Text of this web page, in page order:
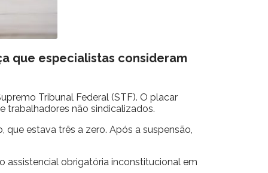
que especialistas consideram
Tribunal Federal (STF). O placar
trabalhadores não sindicalizados.
estava três a zero. Após a suspensão,
assistencial obrigatória inconstitucional em